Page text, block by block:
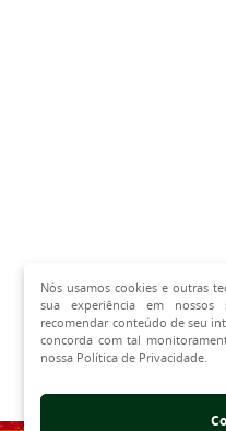
Nós usamos cookies e outras
sua experiência em nossos
recomendar conteúdo de seu
concorda com tal
nossa Política de Privacidade.